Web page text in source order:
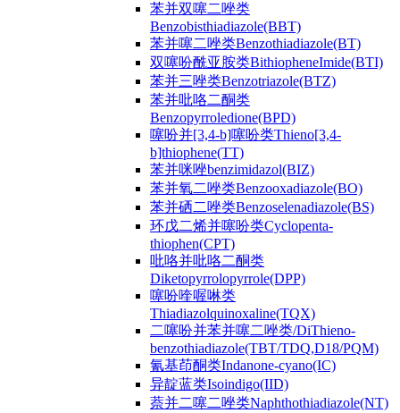
苯并双噻二唑类
Benzobisthiadiazole(BBT)
苯并噻二唑类Benzothiadiazole(BT)
双噻吩酰亚胺类BithiopheneImide(BTI)
苯并三唑类Benzotriazole(BTZ)
苯并吡咯二酮类
Benzopyrroledione(BPD)
噻吩并[3,4-b]噻吩类Thieno[3,4-
b]thiophene(TT)
苯并咪唑benzimidazol(BIZ)
苯并氧二唑类Benzooxadiazole(BO)
苯并硒二唑类Benzoselenadiazole(BS)
环戊二烯并噻吩类Cyclopenta-
thiophen(CPT)
吡咯并吡咯二酮类
Diketopyrrolopyrrole(DPP)
噻吩喹喔啉类
Thiadiazolquinoxaline(TQX)
二噻吩并苯并噻二唑类/DiThieno-
benzothiadiazole(TBT/TDQ,D18/PQM)
氰基茚酮类Indanone-cyano(IC)
异靛蓝类Isoindigo(IID)
萘并二噻二唑类Naphthothiadiazole(NT)